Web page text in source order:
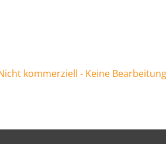
kommerziell - Keine